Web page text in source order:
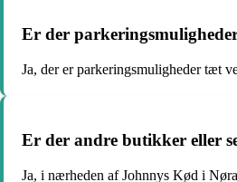
Er der
Ja, der er parkeringsmuligheder tæt
Er der andre butikker eller
Ja, i nærheden af Johnnys Kød i